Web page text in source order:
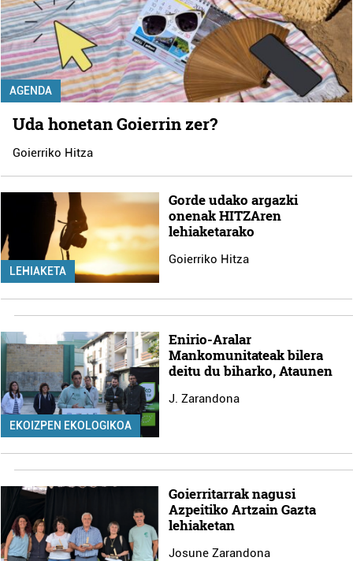
AGENDA
Uda honetan Goierrin zer?
Goierriko Hitza
LEHIAKETA
Gorde udako argazki
onenak HITZAren
lehiaketarako
Goierriko Hitza
EKOIZPEN EKOLOGIKOA
Enirio-Aralar
Mankomunitateak bilera
deitu du biharko, Ataunen
J. Zarandona
Goierritarrak nagusi
Azpeitiko Artzain Gazta
lehiaketan
Josune Zarandona